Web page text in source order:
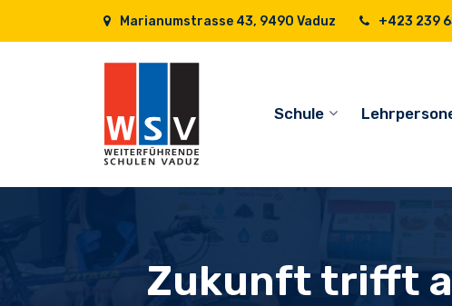
Marianumstrasse 43, 9490 Vaduz +423 239
Schule
Zukunft trifft